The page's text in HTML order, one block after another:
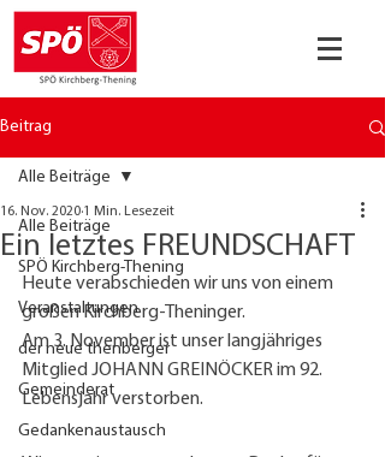
Beitrag
Alle Beiträge
SPÖ Kirchberg-Thening
Veranstaltungen
der neue thenberger
Gemeinderat
Gedankenaustausch
Alle Beiträge
Ein letztes FREUNDSCHAFT
16. Nov. 2020 1 Min. Lesezeit
Heute verabschieden wir uns von einem
großen Kirchberg-Theninger.
Am 3. November ist unser langjähriges
Mitglied JOHANN GREINÖCKER im 92.
Lebensjahr verstorben.